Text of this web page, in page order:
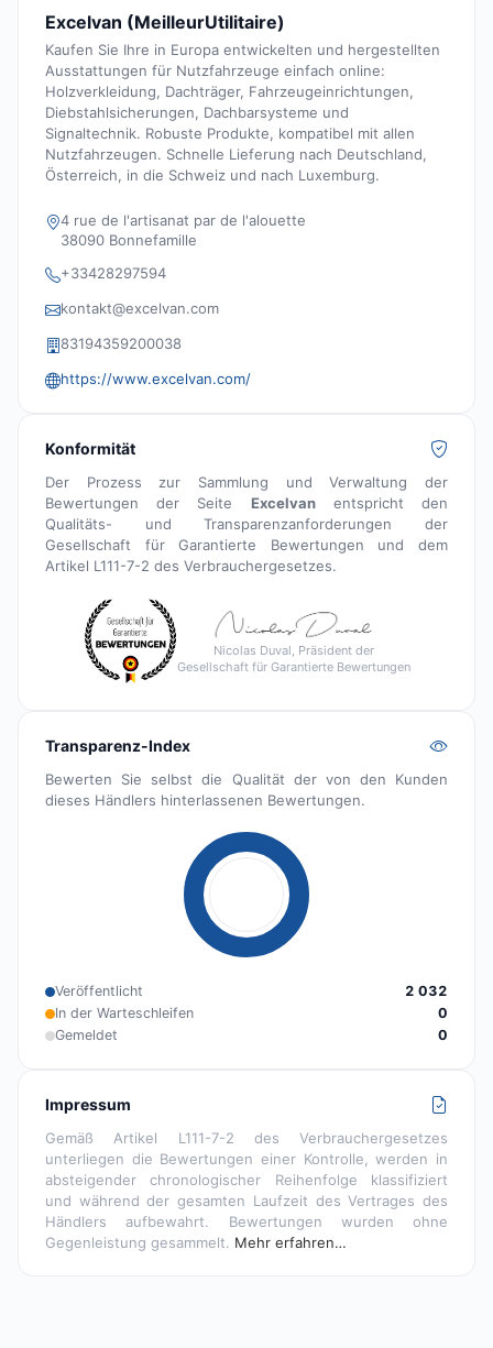
Excelvan (MeilleurUtilitaire)
Kaufen Sie Ihre in Europa entwickelten und hergestellten
Ausstattungen für Nutzfahrzeuge einfach online:
Holzverkleidung, Dachträger, Fahrzeugeinrichtungen,
Diebstahlsicherungen, Dachbarsysteme und
Signaltechnik. Robuste Produkte, kompatibel mit allen
Nutzfahrzeugen. Schnelle Lieferung nach Deutschland,
Österreich, in die Schweiz und nach Luxemburg.
4 rue de l'artisanat par de l'alouette
38090 Bonnefamille
+33428297594
kontakt@excelvan.com
83194359200038
https://www.excelvan.com/
Konformität
Der Prozess zur Sammlung und Verwaltung der
Bewertungen der Seite Excelvanentspricht den
Qualitäts- und Transparenzanforderungen der
Gesellschaft für Garantierte Bewertungen und dem
Artikel L111-7-2 des Verbrauchergesetzes.
Nicolas Duval, Präsident der
Gesellschaft für Garantierte Bewertungen
Transparenz-Index
Bewerten Sie selbst die Qualität der von den Kunden
dieses Händlers hinterlassenen Bewertungen.
Veröffentlicht
2 032
In der Warteschleifen
0
Gemeldet
0
Impressum
Gemäß Artikel L111-7-2 des Verbrauchergesetzes
unterliegen die Bewertungen einer Kontrolle, werden in
absteigender chronologischer Reihenfolge klassifiziert
und während der gesamten Laufzeit des Vertrages des
Händlers aufbewahrt. Bewertungen wurden ohne
Gegenleistung gesammelt. Mehr erfahren…